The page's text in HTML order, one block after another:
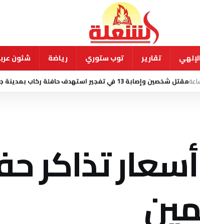
تقارير توب ستوري رياضة شئون
حافلة ركاب بمدينة جرمانا السورية
تذاكر